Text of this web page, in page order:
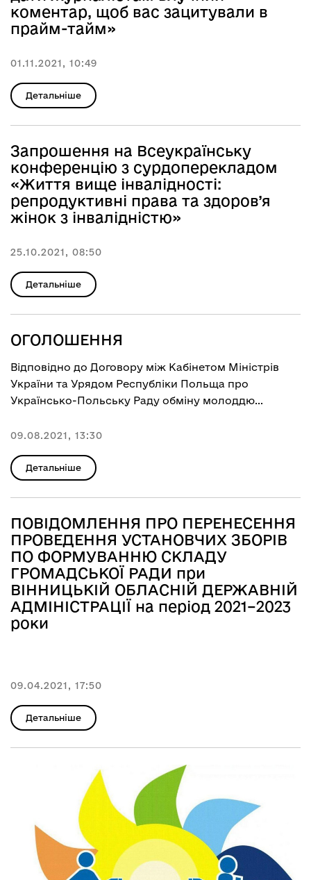
коментар, щоб вас зацитували в
прайм-тайм»
01.11.2021, 10:49
Детальніше
Запрошення на Всеукраїнську
конференцію з сурдоперекладом
«Життя вище інвалідності:
репродуктивні права та здоров’я
жінок з інвалідністю»
25.10.2021, 08:50
Детальніше
ОГОЛОШЕННЯ
Відповідно до Договору між Кабінетом Міністрів
України та Урядом Республіки Польща про
Українсько-Польську Раду обміну молоддю...
09.08.2021, 13:30
Детальніше
ПОВІДОМЛЕННЯ ПРО ПЕРЕНЕСЕННЯ
ПРОВЕДЕННЯ УСТАНОВЧИХ ЗБОРІВ
ПО ФОРМУВАННЮ СКЛАДУ
ГРОМАДСЬКОЇ РАДИ при
ВІННИЦЬКІЙ ОБЛАСНІЙ ДЕРЖАВНІЙ
АДМІНІСТРАЦІЇ на період 2021–2023
роки
09.04.2021, 17:50
Детальніше